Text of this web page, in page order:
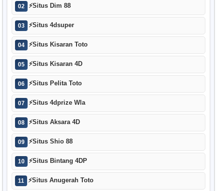
02 ⚡Situs Dim 88
03 ⚡Situs 4dsuper
04 ⚡Situs Kisaran Toto
05 ⚡Situs Kisaran 4D
06 ⚡Situs Pelita Toto
07 ⚡Situs 4dprize Wla
08 ⚡Situs Aksara 4D
09 ⚡Situs Shio 88
10 ⚡Situs Bintang 4DP
11 ⚡Situs Anugerah Toto